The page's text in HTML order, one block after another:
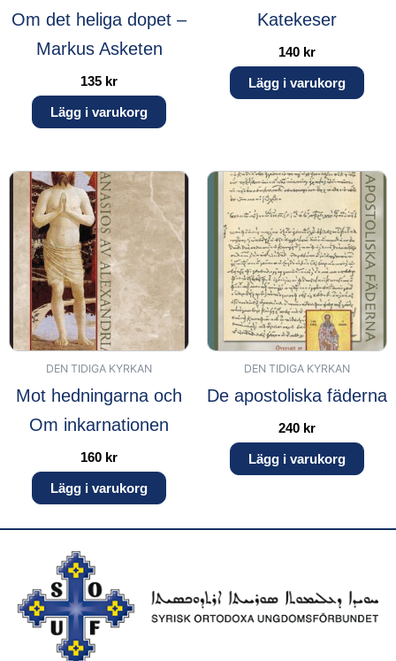
Om det heliga dopet –
Markus Asketen
135 kr
Lägg i varukorg
Katekeser
140 kr
Lägg i varukorg
DEN TIDIGA KYRKAN
Mot hedningarna och
Om inkarnationen
160 kr
Lägg i varukorg
DEN TIDIGA KYRKAN
De apostoliska fäderna
240 kr
Lägg i varukorg